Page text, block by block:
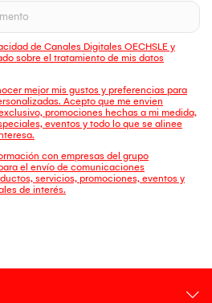
de Canales Digitales OECHSLE y
sobre el tratamiento de mis datos
mejor mis gustos y preferencias para
Acepto que me envien
promociones hechas a mi medida,
eventos y todo lo que se alinee
con empresas del grupo
el envío de comunicaciones
servicios, promociones, eventos y
de interés.